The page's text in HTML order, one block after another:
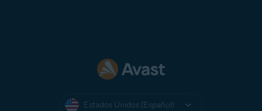
Estados Unidos (Español)